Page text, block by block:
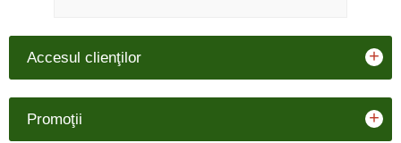
Accesul clienţilor +
Promoţii +